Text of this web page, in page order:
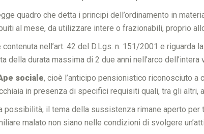
quadro che detta i principi dell’ordinamento in
al mese, da utilizzare intere o frazionabili, proprio
contenuta nell’art. 42 del D.Lgs. n. 151/2001 e
della durata massima di 2 due anni nell’arco
sociale, cioè l’anticipo pensionistico riconosciuto a
in presenza di specifici requisiti quali, tra gli altri,
possibilità, il tema della sussistenza rimane aperto per
malato non siano nelle condizioni di svolgere